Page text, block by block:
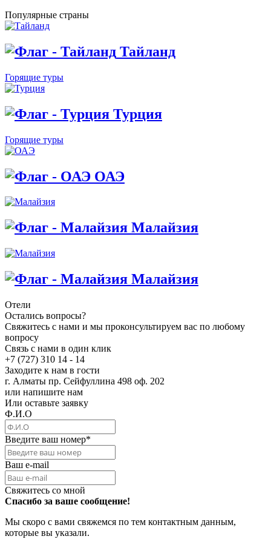
Популярные страны
Тайланд
Горящие туры
Турция
Горящие туры
ОАЭ
Малайзия
Малайзия
Отели
Остались вопросы?
Свяжитесь с нами и мы проконсультируем вас по любому
вопросу
Связь с нами в один клик
+7 (727) 310 14 - 14
Заходите к нам в гости
г. Алматы пр. Сейфуллина 498 оф. 202
или напишите нам
Или оставьте заявку
Ф.И.О
Введите ваш номер*
Ваш e-mail
Свяжитесь со мной
Спасибо за ваше сообщение!
Мы скоро с вами свяжемся по тем контактным данным,
которые вы указали.